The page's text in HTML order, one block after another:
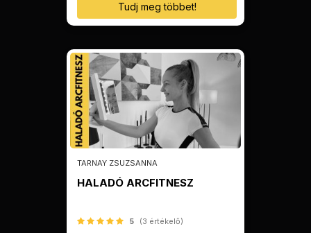
Tudj meg többet!
TARNAY ZSUZSANNA
HALADÓ ARCFITNESZ
5 (3 értékelő)